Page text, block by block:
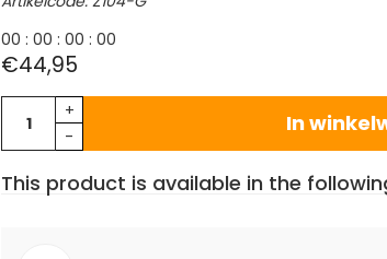
00 : 00 : 00 : 00
€44,95
+
-
In
This product is available in the